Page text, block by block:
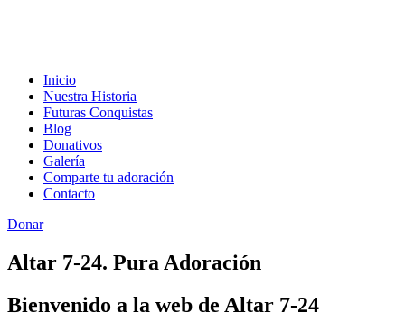
Inicio
Nuestra Historia
Futuras Conquistas
Blog
Donativos
Galería
Comparte tu adoración
Contacto
Donar
Altar 7-24. Pura Adoración
Bienvenido a la web de Altar 7-24